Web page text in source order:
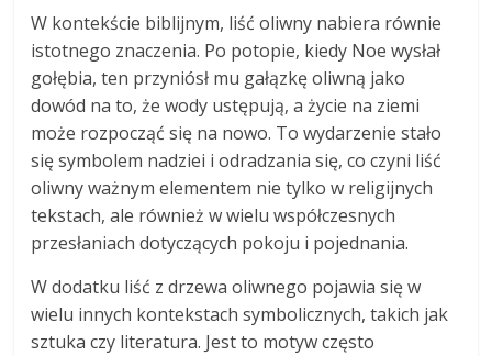
W kontekście biblijnym, liść oliwny nabiera równie
istotnego znaczenia. Po potopie, kiedy Noe wysłał
gołębia, ten przyniósł mu gałązkę oliwną jako
dowód na to, że wody ustępują, a życie na ziemi
może rozpocząć się na nowo. To wydarzenie stało
się symbolem nadziei i odradzania się, co czyni liść
oliwny ważnym elementem nie tylko w religijnych
tekstach, ale również w wielu współczesnych
przesłaniach dotyczących pokoju i pojednania.
W dodatku liść z drzewa oliwnego pojawia się w
wielu innych kontekstach symbolicznych, takich jak
sztuka czy literatura. Jest to motyw często